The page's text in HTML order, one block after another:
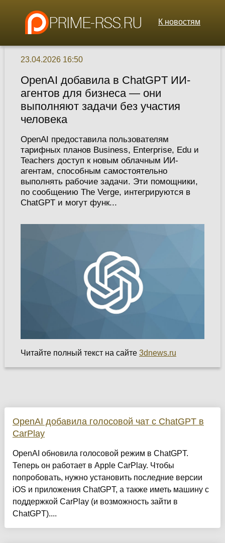
К новостям
23.04.2026 16:50
OpenAI добавила в ChatGPT ИИ-
агентов для бизнеса — они
выполняют задачи без участия
человека
OpenAI предоставила пользователям
тарифных планов Business, Enterprise, Edu и
Teachers доступ к новым облачным ИИ-
агентам, способным самостоятельно
выполнять рабочие задачи. Эти помощники,
по сообщению The Verge, интегрируются в
ChatGPT и могут функ...
Читайте полный текст на сайте 3dnews.ru
OpenAI добавила голосовой чат с ChatGPT в
CarPlay
OpenAI обновила голосовой режим в ChatGPT.
Теперь он работает в Apple CarPlay. Чтобы
попробовать, нужно установить последние версии
iOS и приложения ChatGPT, а также иметь машину с
поддержкой CarPlay (и возможность зайти в
ChatGPT)....